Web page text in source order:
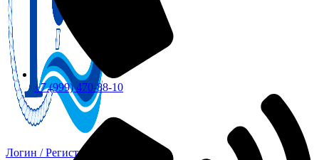
Логин / Регистрация
+7 (999) 470-88-10